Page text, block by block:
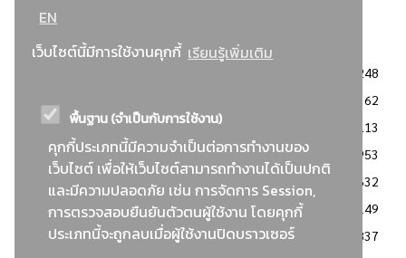
EN
เว็บไซต์นี้มีการใช้งานคุกกี้ เรียนรู้เพิ่มเติม
พื้นฐาน (จำเป็นกับการใช้งาน)
คุกกี้ประเภทนี้มีความจำเป็นต่อการทำงานของ
เว็บไซต์ เพื่อให้เว็บไซต์สามารถทำงานได้เป็นปกติ
และมีความปลอดภัย เช่น การจัดการ Session,
การตรวจสอบยืนยันตัวตนผู้ใช้งาน โดยคุกกี้
ประเภทนี้จะถูกลบเมื่อผู้ใช้งานปิดบราวเซอร์
..ยอดนิยม..
3248
2362
: วิธีเฉพาะเจาะจง
2113
ข่าวสาร/ประกาศ
1953
: เอกสารส่งเสริมความโปร่งใสในการจัดซื้อจัดจ้าง
1632
ข่าวสารจัดซื้อจัดจ้าง
1149
: แผนการจัดซื้อจัดจ้าง
837